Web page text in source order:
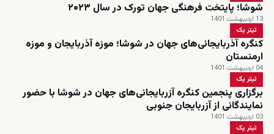
شوشا؛ پایتخت فرهنگی جهان تورک در سال ۲۰۲۳
13 اردیبهشت 1401
تیتر یک
کنگره آذربایجانی‌های جهان در شوشا؛ موزه آذربایجان و موزه
ارمنستان
04 اردیبهشت 1401
تیتر یک
برگزاری پنجمین کنگره آزربایجانی‌های جهان در شوشا با حضور
نمایندگانی از آزربایجان جنوبی
03 اردیبهشت 1401
تیتر یک